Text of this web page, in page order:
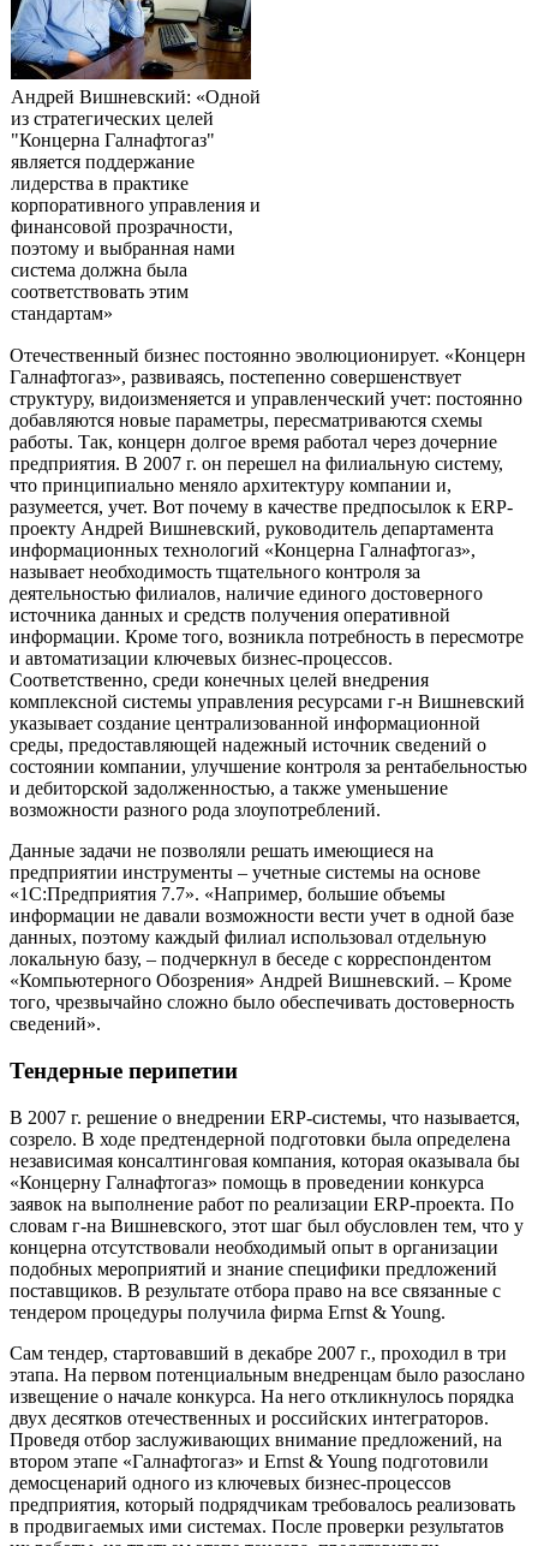
Андрей Вишневский: «Одной
из стратегических целей
"Концерна Галнафтогаз"
является поддержание
лидерства в практике
корпоративного управления и
финансовой прозрачности,
поэтому и выбранная нами
система должна была
соответствовать этим
стандартам»
Отечественный бизнес постоянно эволюционирует. «Концерн
Галнафтогаз», развиваясь, постепенно совершенствует
структуру, видоизменяется и управленческий учет: постоянно
добавляются новые параметры, пересматриваются схемы
работы. Так, концерн долгое время работал через дочерние
предприятия. В 2007 г. он перешел на филиальную систему,
что принципиально меняло архитектуру компании и,
разумеется, учет. Вот почему в качестве предпосылок к ERP-
проекту Андрей Вишневский, руководитель департамента
информационных технологий «Концерна Галнафтогаз»,
называет необходимость тщательного контроля за
деятельностью филиалов, наличие единого достоверного
источника данных и средств получения оперативной
информации. Кроме того, возникла потребность в пересмотре
и автоматизации ключевых бизнес-процессов.
Соответственно, среди конечных целей внедрения
комплексной системы управления ресурсами г-н Вишневский
указывает создание централизованной информационной
среды, предоставляющей надежный источник сведений о
состоянии компании, улучшение контроля за рентабельностью
и дебиторской задолженностью, а также уменьшение
возможности разного рода злоупотреблений.
Данные задачи не позволяли решать имеющиеся на
предприятии инструменты – учетные системы на основе
«1С:Предприятия 7.7». «Например, большие объемы
информации не давали возможности вести учет в одной базе
данных, поэтому каждый филиал использовал отдельную
локальную базу, – подчеркнул в беседе с корреспондентом
«Компьютерного Обозрения» Андрей Вишневский. – Кроме
того, чрезвычайно сложно было обеспечивать достоверность
сведений».
Тендерные перипетии
В 2007 г. решение о внедрении ERP-системы, что называется,
созрело. В ходе предтендерной подготовки была определена
независимая консалтинговая компания, которая оказывала бы
«Концерну Галнафтогаз» помощь в проведении конкурса
заявок на выполнение работ по реализации ERP-проекта. По
словам г-на Вишневского, этот шаг был обусловлен тем, что у
концерна отсутствовали необходимый опыт в организации
подобных мероприятий и знание специфики предложений
поставщиков. В результате отбора право на все связанные с
тендером процедуры получила фирма Ernst & Young.
Сам тендер, стартовавший в декабре 2007 г., проходил в три
этапа. На первом потенциальным внедренцам было разослано
извещение о начале конкурса. На него откликнулось порядка
двух десятков отечественных и российских интеграторов.
Проведя отбор заслуживающих внимание предложений, на
втором этапе «Галнафтогаз» и Ernst & Young подготовили
демосценарий одного из ключевых бизнес-процессов
предприятия, который подрядчикам требовалось реализовать
в продвигаемых ими системах. После проверки результатов